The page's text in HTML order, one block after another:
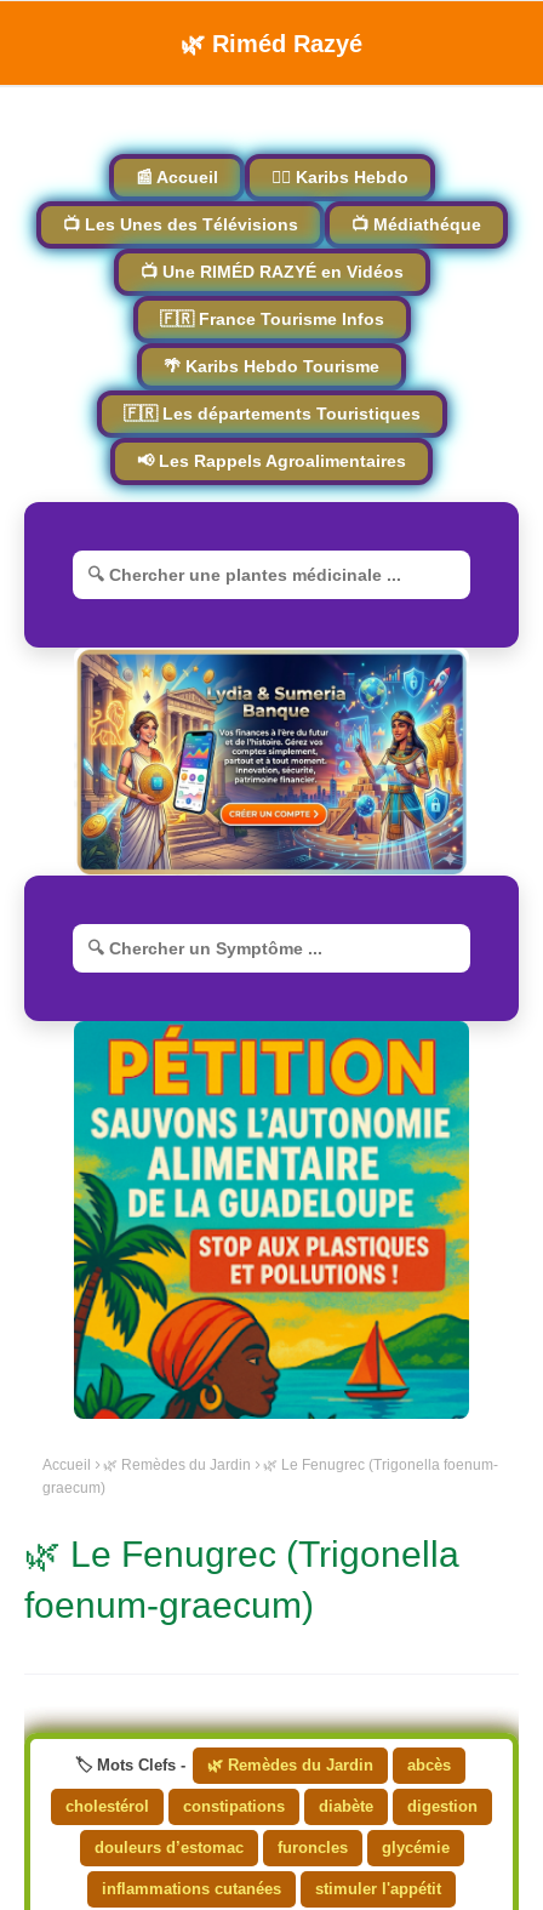
🌿 Riméd Razyé
📰 Accueil 🏴‍☠️ Karibs Hebdo
📺 Les Unes des Télévisions 📺 Médiathéque
📺 Une RIMÉD RAZYÉ en Vidéos
🇫🇷 France Tourisme Infos
🌴 Karibs Hebdo Tourisme
🇫🇷 Les départements Touristiques
📢 Les Rappels Agroalimentaires
Accueil 🌿 Remèdes du Jardin
🌿 Le Fenugrec (Trigonella foenum-
graecum)
🌿 Le Fenugrec (Trigonella
foenum-graecum)
🏷️ Mots Clefs - 🌿 Remèdes du Jardin abcès
cholestérol constipations diabète digestion
douleurs d’estomac furoncles glycémie
inflammations cutanées stimuler l'appétit